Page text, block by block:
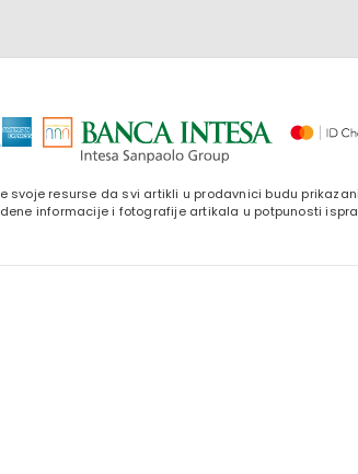
svoje resurse da svi artikli u prodavnici budu
informacije i fotografije artikala u potpunosti